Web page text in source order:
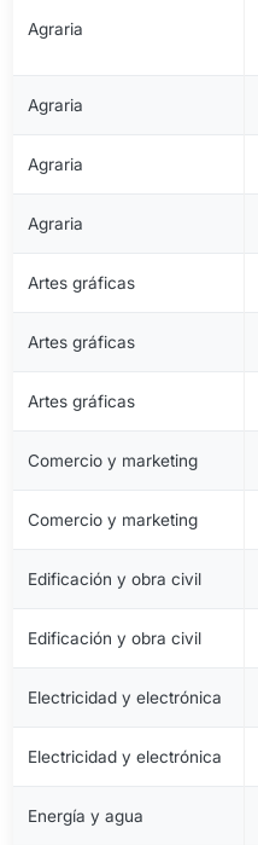
Agraria
Agraria
Agraria
Agraria
Artes gráficas
Artes gráficas
Artes gráficas
Comercio y marketing
Comercio y marketing
Edificación y obra civil
Edificación y obra civil
Electricidad y electrónica
Electricidad y electrónica
Energía y agua